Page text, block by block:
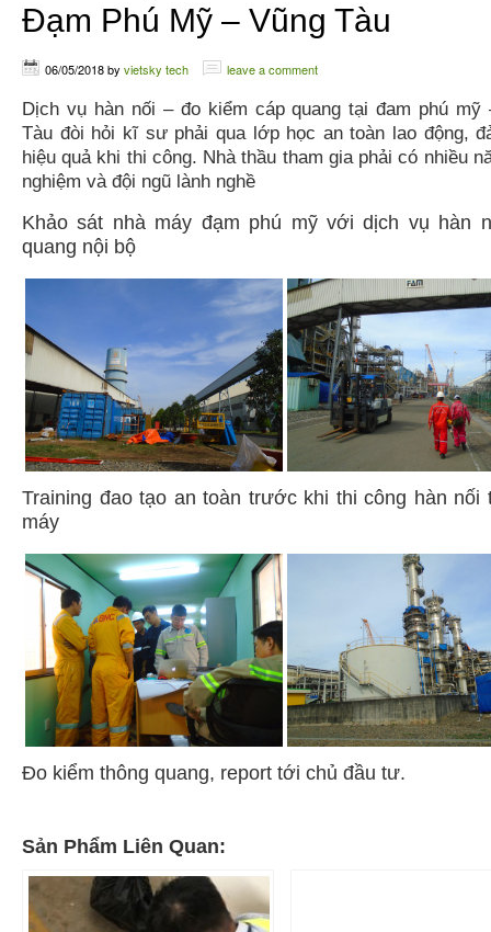
Đạm Phú Mỹ – Vũng Tàu
06/05/2018by vietsky tech leave a comment
Dịch vụ hàn nối – đo kiểm cáp quang tại đam phú mỹ
Tàu đòi hỏi kĩ sư phải qua lớp học an toàn lao động,
hiệu quả khi thi công. Nhà thầu tham gia phải có nhiều
nghiệm và đội ngũ lành nghề
Khảo sát nhà máy đạm phú mỹ với dịch vụ hàn
quang nội bộ
Training đao tạo an toàn trước khi thi công hàn nối
máy
Đo kiểm thông quang, report tới chủ đầu tư.
Sản Phẩm Liên Quan: